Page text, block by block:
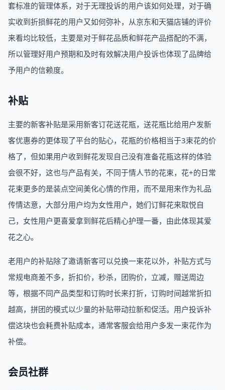
套标准的管理体系，对于无理投诉的用户该如何处理，对于确
实收到折损鲜花的用户又如何弥补，从京东和天猫店铺的评价
来看均比较低，主要是对于鲜花品质和鲜花产品搭配的不满，
所以管理好用户预期和及时有效解决用户投诉也体现了品牌给
予用户的信赖度。
补贴
主要的新客补贴是采用新客订花送花瓶，送花瓶比给用户发新
客优惠券的更体现了平台的贴心，花瓶的价格相当于3束花的价
格了，但如果用户收到鲜花发现自己没有准备花瓶这样的体验
会很不好，这也与产品有关，不同于情人节的花束，花+的日常
花束更多的是装点空间美化心情的作用，而不是用来作为礼品
传情达意，大部分用户均为女性用户，她们订鲜花来取悦自
己，女性用户更喜爱拿到鲜花后精心护理一番，由此体现其爱
花之心。
老用户的补贴除了邀请新客可以兑换一束花以外，补贴方式与
常规电商差不多，折扣价，秒杀，团购价，立减，赠送周边
等，根据不同产品类型和订购时长来打折，订购时间越常折扣
越高，拼团的模式以少量的补贴带动拉新和促活。用户投诉补
偿这块也会耗费补贴成本，通常客服会给用户多发一束花作为
补偿。
会员社群